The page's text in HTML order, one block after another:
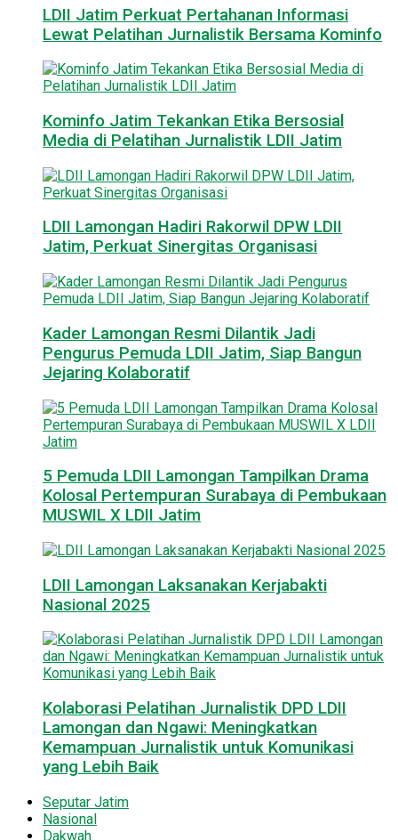
LDII Jatim Perkuat Pertahanan Informasi
Lewat Pelatihan Jurnalistik Bersama Kominfo
Kominfo Jatim Tekankan Etika Bersosial
Media di Pelatihan Jurnalistik LDII Jatim
LDII Lamongan Hadiri Rakorwil DPW LDII
Jatim, Perkuat Sinergitas Organisasi
Kader Lamongan Resmi Dilantik Jadi
Pengurus Pemuda LDII Jatim, Siap Bangun
Jejaring Kolaboratif
5 Pemuda LDII Lamongan Tampilkan Drama
Kolosal Pertempuran Surabaya di Pembukaan
MUSWIL X LDII Jatim
LDII Lamongan Laksanakan Kerjabakti
Nasional 2025
Kolaborasi Pelatihan Jurnalistik DPD LDII
Lamongan dan Ngawi: Meningkatkan
Kemampuan Jurnalistik untuk Komunikasi
yang Lebih Baik
Seputar Jatim
Nasional
Dakwah